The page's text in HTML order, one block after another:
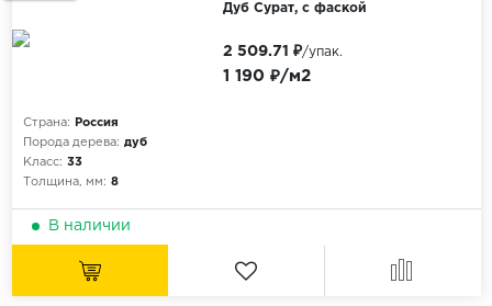
Дуб Сурат, с фаской
Страна:
Россия
Порода дерева: дуб
Класс: 33
Толщина, мм: 8
1 190 ₽/м2
2 509.71 ₽/упак.
В наличии